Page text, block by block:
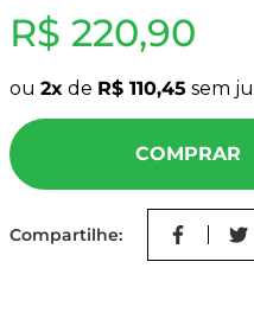
Especificações
- Por Se Tratar De Um
Pode Variar Em Até 10%;
- São Feitos Com Finas
Normalmente Em Número
Adesivo;
- Produto Feito Com Cola
R$ 220,90
ou 2 de R$ 110,45 sem
COMPRAR
Compartilhe: